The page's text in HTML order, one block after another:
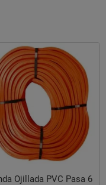
Ojillada PVC Pasa 6